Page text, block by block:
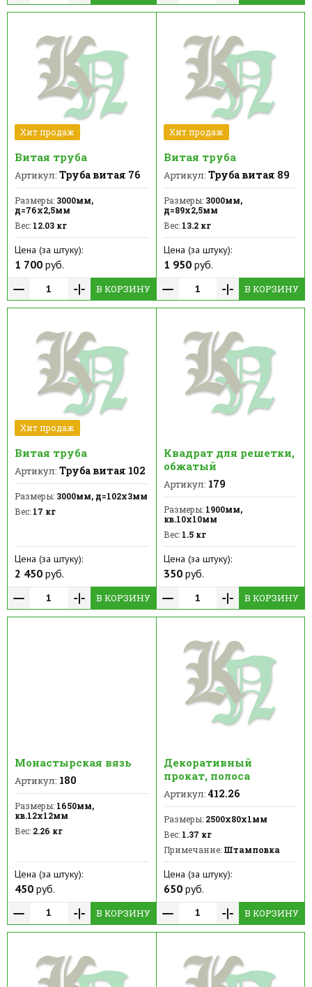
Хит продаж
Витая труба
Артикул: Труба витая 76
Размеры: 3000мм,
д=76х2,5мм
Вес: 12.03 кг
Цена (за штуку):
1 700 руб.
В КОРЗИНУ
Хит продаж
Витая труба
Артикул: Труба витая 89
Размеры:3000мм,
д=89х2,5мм
Вес:13.2 кг
Цена (за штуку):
1 950руб.
В КОРЗИНУ
Хит продаж
Витая труба
Артикул: Труба витая 102
Размеры: 3000мм, д=102х3мм
Вес: 17 кг
Цена (за штуку):
2 450 руб.
В КОРЗИНУ
Квадрат для решетки,
обжатый
Артикул: 179
Размеры:1900мм,
кв.10х10мм
Вес:1.5 кг
Цена (за штуку):
350руб.
В КОРЗИНУ
Монастырская вязь
Артикул: 180
Размеры: 1650мм,
кв.12х12мм
Вес: 2.26 кг
Цена (за штуку):
450 руб.
В КОРЗИНУ
Декоративный
прокат, полоса
Артикул: 412.26
Размеры:2500х80х1мм
Вес:1.37 кг
Примечание:Штамповка
Цена (за штуку):
650руб.
В КОРЗИНУ